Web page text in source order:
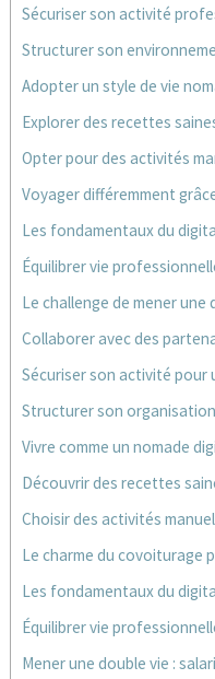
Sécuriser son activité
Structurer son
Adopter un style de vie
Explorer des recettes
Opter pour des activités
Voyager différemment
Les fondamentaux du
Équilibrer vie
Le challenge de mener une
Collaborer avec des
Sécuriser son activité pour
Structurer son
Vivre comme un nomade
Découvrir des recettes
Choisir des activités
Le charme du covoiturage
Les fondamentaux du
Équilibrer vie
Mener une double vie :